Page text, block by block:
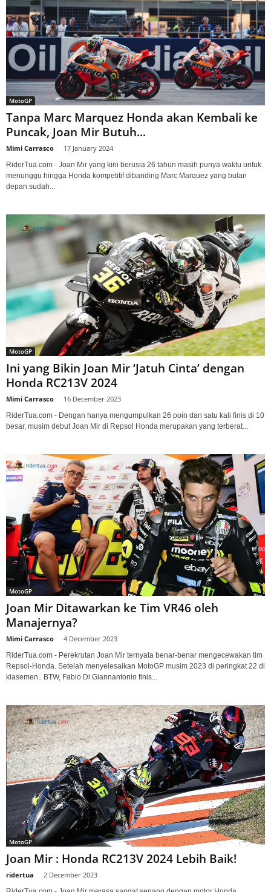
MotoGP
Tanpa Marc Marquez Honda akan Kembali ke
Puncak, Joan Mir Butuh...
Mimi Carrasco 17 January 2024
RiderTua.com - Joan Mir yang kini berusia 26 tahun masih punya waktu untuk
menunggu hingga Honda kompetitif dibanding Marc Marquez yang bulan
depan sudah...
MotoGP
Ini yang Bikin Joan Mir ‘Jatuh Cinta’ dengan
Honda RC213V 2024
Mimi Carrasco 16 December 2023
RiderTua.com - Dengan hanya mengumpulkan 26 poin dan satu kali finis di 10
besar, musim debut Joan Mir di Repsol Honda merupakan yang terberat...
MotoGP
Joan Mir Ditawarkan ke Tim VR46 oleh
Manajernya?
Mimi Carrasco 4 December 2023
RiderTua.com - Perekrutan Joan Mir ternyata benar-benar mengecewakan tim
Repsol-Honda. Setelah menyelesaikan MotoGP musim 2023 di peringkat 22 di
klasemen.. BTW, Fabio Di Giannantonio finis...
MotoGP
Joan Mir : Honda RC213V 2024 Lebih Baik!
ridertua 2 December 2023